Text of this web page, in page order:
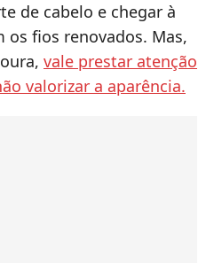
de cabelo e chegar à
fios renovados. Mas,
vale prestar atenção
valorizar a aparência.